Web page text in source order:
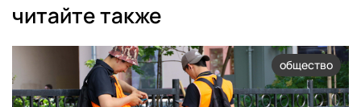
читайте также
общество